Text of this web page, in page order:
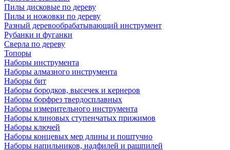
Пилы дисковые по дереву
Пилы и ножовки по дереву
Разный деревообрабатывающий инструмент
Рубанки и фуганки
Сверла по дереву
Топоры
Наборы инструмента
Наборы алмазного инструмента
Наборы бит
Наборы бородков, высечек и кернеров
Наборы борфрез твердосплавных
Наборы измерительного инструмента
Наборы клиновых ступенчатых прижимов
Наборы ключей
Наборы концевых мер длины и поштучно
Наборы напильников, надфилей и рашпилей